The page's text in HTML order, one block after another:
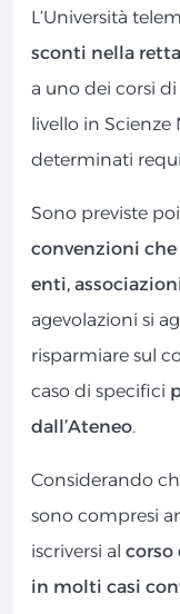
L’Università
sconti nella
a uno dei corsi
livello in Scienze
determinati
Sono previste
convenzioni
enti,
agevolazioni si
risparmiare sul
caso di specifici
dall’Ateneo.
Considerando
sono compresi
iscriversi al corso
in molti casi